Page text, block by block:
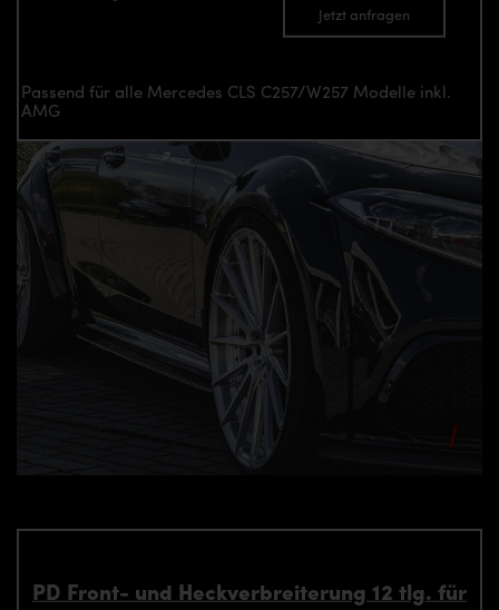
Jetzt anfragen
Passend für alle Mercedes CLS C257/W257 Modelle inkl.
AMG
PD Front- und Heckverbreiterung 12 tlg. für